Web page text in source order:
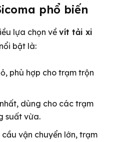
phổ biến
lựa chọn về vít tải xi
bật là:
phù hợp cho trạm trộn
dùng cho các trạm
suất vừa.
vận chuyển lớn, trạm